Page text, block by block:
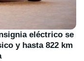
eléctrico se
y hasta 822 km